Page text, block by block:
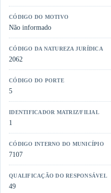
CÓDIGO DO MOTIVO
Não informado
CÓDIGO DA NATUREZA JURÍDICA
2062
CÓDIGO DO PORTE
5
IDENTIFICADOR MATRIZ/FILIAL
1
CÓDIGO INTERNO DO MUNICÍPIO
7107
QUALIFICAÇÃO DO RESPONSÁVEL
49